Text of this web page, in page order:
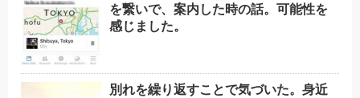
を繋いで、案内した時の話。可能性を
感じました。
別れを繰り返すことで気づいた。身近